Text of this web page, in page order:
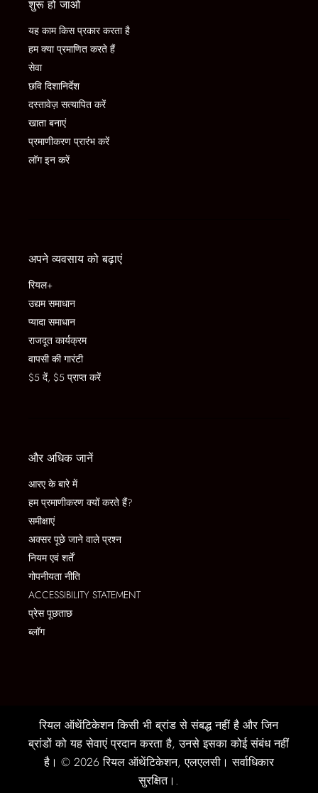
शुरू हो जाओ
यह काम किस प्रकार करता है
हम क्या प्रमाणित करते हैं
सेवा
छवि दिशानिर्देश
दस्तावेज़ सत्यापित करें
खाता बनाएं
प्रमाणीकरण प्रारंभ करें
लॉग इन करें
अपने व्यवसाय को बढ़ाएं
रियल+
उद्यम समाधान
प्यादा समाधान
राजदूत कार्यक्रम
वापसी की गारंटी
$5 दें, $5 प्राप्त करें
और अधिक जानें
आरए के बारे में
हम प्रमाणीकरण क्यों करते हैं?
समीक्षाएं
अक्सर पूछे जाने वाले प्रश्न
नियम एवं शर्तें
गोपनीयता नीति
ACCESSIBILITY STATEMENT
प्रेस पूछताछ
ब्लॉग
रियल ऑथेंटिकेशन किसी भी ब्रांड से संबद्ध नहीं है और जिन
ब्रांडों को यह सेवाएं प्रदान करता है, उनसे इसका कोई संबंध नहीं
है। © 2026 रियल ऑथेंटिकेशन, एलएलसी। सर्वाधिकार
सुरक्षित।.